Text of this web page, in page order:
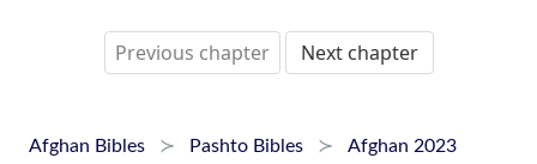
Previous chapter Next chapter
Afghan Bibles Pashto Bibles
Afghan 2023